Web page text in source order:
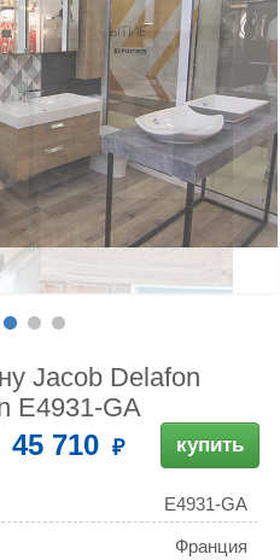
Jacob Delafon
E4931-GA
45 710 купить
E4931-GA
Франция